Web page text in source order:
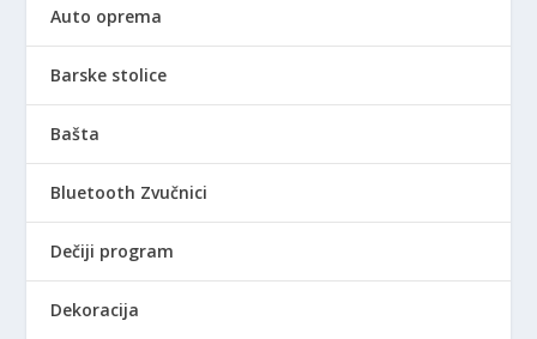
Auto oprema
Barske stolice
Bašta
Bluetooth Zvučnici
Dečiji program
Dekoracija